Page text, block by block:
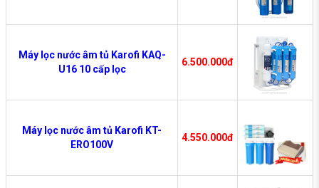
Máy lọc nước âm tủ Karofi KAQ-
U16 10 cấp lọc
6.500.000đ
Máy lọc nước âm tủ Karofi KT-
ERO100V
4.550.000đ